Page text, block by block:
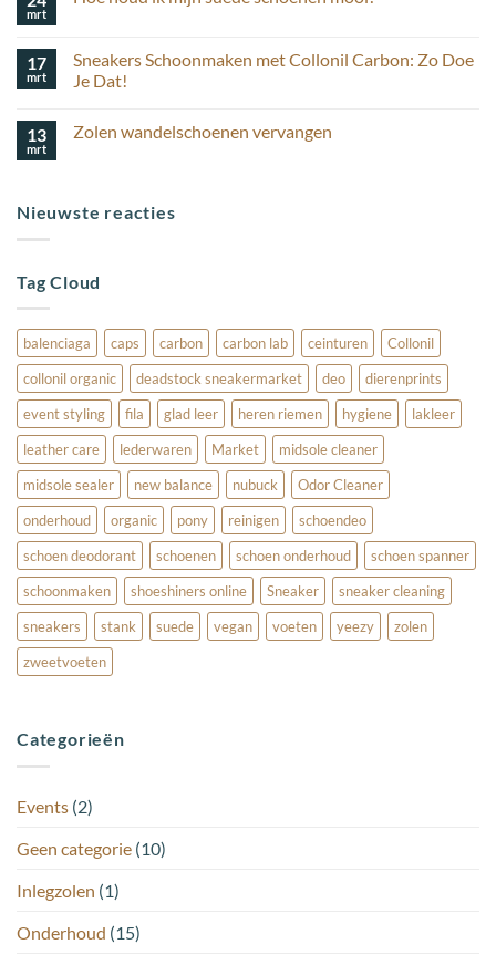
Carbon
complete
schoenverzorging
€5,-
korting
mrt
Hoe
houd
ik
schoenen
17
mrt
Sneakers Schoonmaken met Collonil Carbon: Zo Doe
Je Dat!
op
Zo
13
mrt
Zolen wandelschoenen vervangen
wandelschoenen
Nieuwste reacties
Tag Cloud
balenciaga caps carbon carbon lab ceinturen
Collonil
collonil organic
deadstock sneakermarket deo
dierenprints
event styling
fila glad leer heren riemen hygiene
lakleer
leather care
lederwaren Market
midsole cleaner
midsole sealer
new balance nubuck
Odor Cleaner
onderhoud
organic pony reinigen
schoendeo
schoen deodorant
schoenen schoen onderhoud
schoen spanner
schoonmaken
shoeshiners online Sneaker
sneaker cleaning
sneakers
stank suede vegan voeten yeezy
zolen
zweetvoeten
Categorieën
Events (2)
Geen categorie (10)
Inlegzolen (1)
Onderhoud (15)